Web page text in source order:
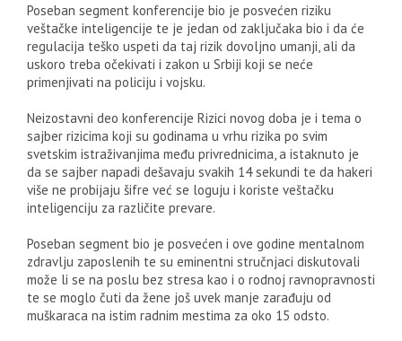
Poseban segment konferencije bio je posvećen riziku
veštačke inteligencije te je jedan od zaključaka bio i da će
regulacija teško uspeti da taj rizik dovoljno umanji, ali da
uskoro treba očekivati i zakon u Srbiji koji se neće
primenjivati na policiju i vojsku.
Neizostavni deo konferencije Rizici novog doba je i tema o
sajber rizicima koji su godinama u vrhu rizika po svim
svetskim istraživanjima među privrednicima, a istaknuto je
da se sajber napadi dešavaju svakih 14 sekundi te da hakeri
više ne probijaju šifre već se loguju i koriste veštačku
inteligenciju za različite prevare.
Poseban segment bio je posvećen i ove godine mentalnom
zdravlju zaposlenih te su eminentni stručnjaci diskutovali
može li se na poslu bez stresa kao i o rodnoj ravnopravnosti
te se moglo čuti da žene još uvek manje zarađuju od
muškaraca na istim radnim mestima za oko 15 odsto.